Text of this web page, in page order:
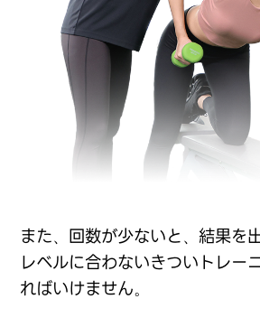
また、回数が少ないと、結果を
レベルに合わないきついトレー
ればいけません。